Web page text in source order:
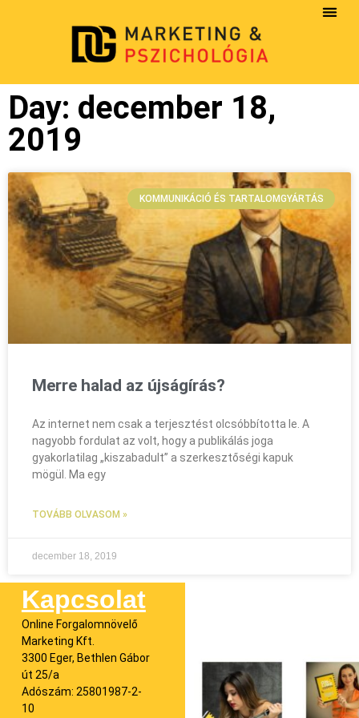
Day: december 18,
2019
KOMMUNIKÁCIÓ ÉS TARTALOMGYÁRTÁS
Merre halad az újságírás?
Az internet nem csak a terjesztést olcsóbbította le. A
nagyobb fordulat az volt, hogy a publikálás joga
gyakorlatilag „kiszabadult” a szerkesztőségi kapuk
mögül. Ma egy
TOVÁBB OLVASOM »
december 18, 2019
Kapcsolat
Online Forgalomnövelő
Marketing Kft.
3300 Eger, Bethlen Gábor
út 25/a
Adószám: 25801987-2-
10